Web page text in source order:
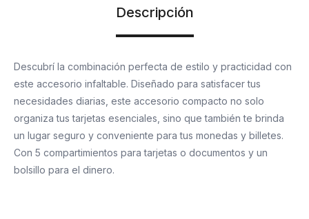
Descripción
Descubrí la combinación perfecta de estilo y practicidad con
este accesorio infaltable. Diseñado para satisfacer tus
necesidades diarias, este accesorio compacto no solo
organiza tus tarjetas esenciales, sino que también te brinda
un lugar seguro y conveniente para tus monedas y billetes.
Con 5 compartimientos para tarjetas o documentos y un
bolsillo para el dinero.